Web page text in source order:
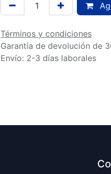
Términos y condiciones
Garantía de devolución de
Envío: 2-3 días laborales